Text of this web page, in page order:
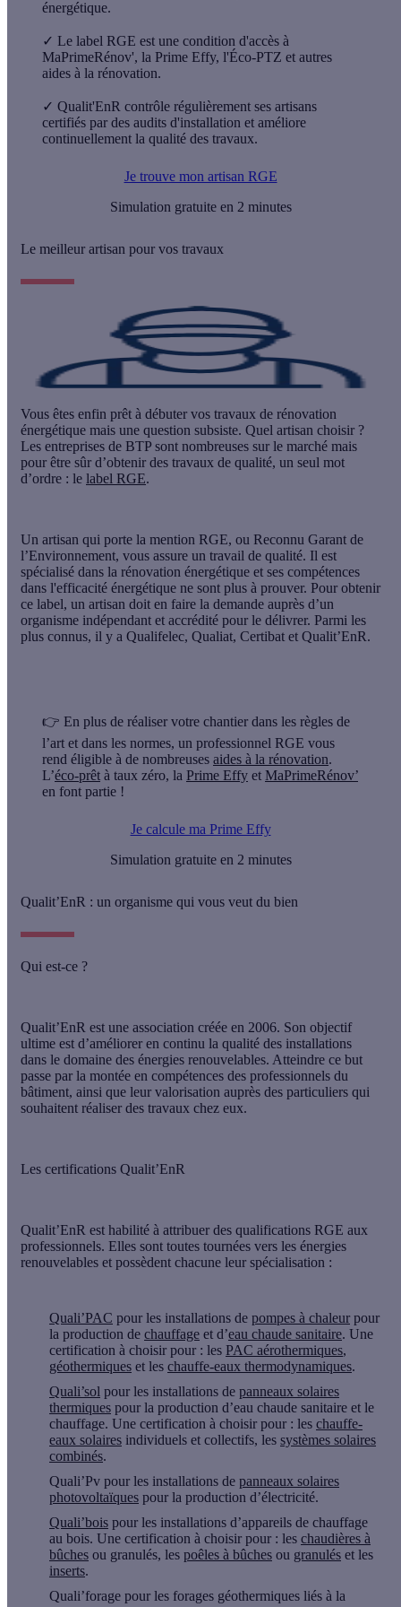
énergétique.
✓ Le label RGE est une condition d'accès à
MaPrimeRénov', la Prime Effy, l'Éco-PTZ et autres
aides à la rénovation.
✓ Qualit'EnR contrôle régulièrement ses artisans
certifiés par des audits d'installation et améliore
continuellement la qualité des travaux.
Je trouve mon artisan RGE
Simulation gratuite en 2 minutes
Le meilleur artisan pour vos travaux
Vous êtes enfin prêt à débuter vos travaux de rénovation
énergétique mais une question subsiste. Quel artisan choisir ?
Les entreprises de BTP sont nombreuses sur le marché mais
pour être sûr d’obtenir des travaux de qualité, un seul mot
d’ordre : le label RGE.
Un artisan qui porte la mention RGE, ou Reconnu Garant de
l’Environnement, vous assure un travail de qualité. Il est
spécialisé dans la rénovation énergétique et ses compétences
dans l'efficacité énergétique ne sont plus à prouver. Pour obtenir
ce label, un artisan doit en faire la demande auprès d’un
organisme indépendant et accrédité pour le délivrer. Parmi les
plus connus, il y a Qualifelec, Qualiat, Certibat et Qualit’EnR.
👉 En plus de réaliser votre chantier dans les règles de
l’art et dans les normes, un professionnel RGE vous
rend éligible à de nombreuses aides à la rénovation.
L’éco-prêt à taux zéro, la Prime Effy et MaPrimeRénov’
en font partie !
Je calcule ma Prime Effy
Simulation gratuite en 2 minutes
Qualit’EnR : un organisme qui vous veut du bien
Qui est-ce ?
Qualit’EnR est une association créée en 2006. Son objectif
ultime est d’améliorer en continu la qualité des installations
dans le domaine des énergies renouvelables. Atteindre ce but
passe par la montée en compétences des professionnels du
bâtiment, ainsi que leur valorisation auprès des particuliers qui
souhaitent réaliser des travaux chez eux.
Les certifications Qualit’EnR
Qualit’EnR est habilité à attribuer des qualifications RGE aux
professionnels. Elles sont toutes tournées vers les énergies
renouvelables et possèdent chacune leur spécialisation :
Quali’PAC pour les installations de pompes à chaleur pour
la production de chauffage et d’eau chaude sanitaire. Une
certification à choisir pour : les PAC aérothermiques,
géothermiques et les chauffe-eaux thermodynamiques.
Quali’sol pour les installations de panneaux solaires
thermiques pour la production d’eau chaude sanitaire et le
chauffage. Une certification à choisir pour : les chauffe-
eaux solaires individuels et collectifs, les systèmes solaires
combinés.
Quali’Pv pour les installations de panneaux solaires
photovoltaïques pour la production d’électricité.
Quali’bois pour les installations d’appareils de chauffage
au bois. Une certification à choisir pour : les chaudières à
bûches ou granulés, les poêles à bûches ou granulés et les
inserts.
Quali’forage pour les forages géothermiques liés à la